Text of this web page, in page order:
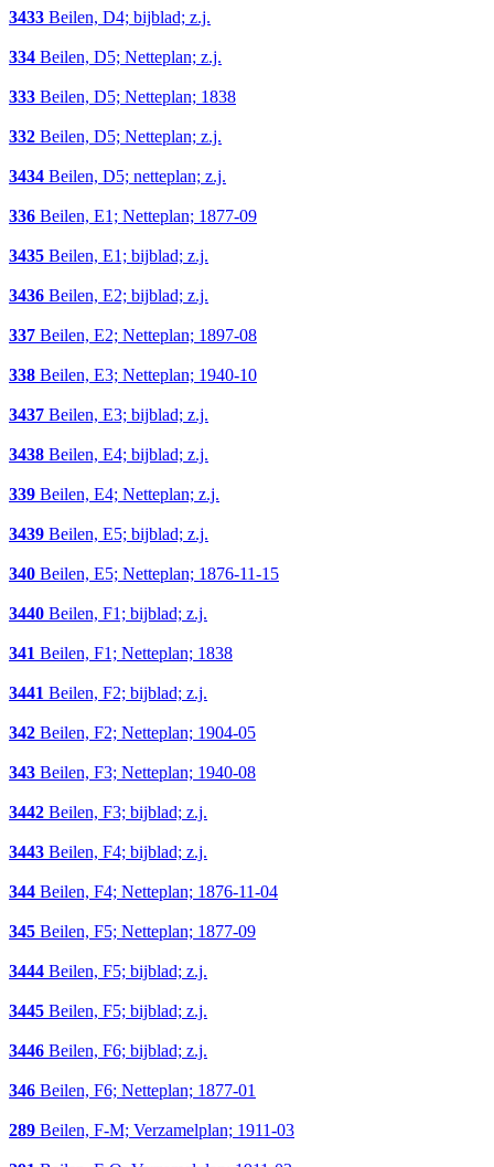
3433 Beilen, D4; bijblad; z.j.
334 Beilen, D5; Netteplan; z.j.
333 Beilen, D5; Netteplan; 1838
332 Beilen, D5; Netteplan; z.j.
3434 Beilen, D5; netteplan; z.j.
336 Beilen, E1; Netteplan; 1877-09
3435 Beilen, E1; bijblad; z.j.
3436 Beilen, E2; bijblad; z.j.
337 Beilen, E2; Netteplan; 1897-08
338 Beilen, E3; Netteplan; 1940-10
3437 Beilen, E3; bijblad; z.j.
3438 Beilen, E4; bijblad; z.j.
339 Beilen, E4; Netteplan; z.j.
3439 Beilen, E5; bijblad; z.j.
340 Beilen, E5; Netteplan; 1876-11-15
3440 Beilen, F1; bijblad; z.j.
341 Beilen, F1; Netteplan; 1838
3441 Beilen, F2; bijblad; z.j.
342 Beilen, F2; Netteplan; 1904-05
343 Beilen, F3; Netteplan; 1940-08
3442 Beilen, F3; bijblad; z.j.
3443 Beilen, F4; bijblad; z.j.
344 Beilen, F4; Netteplan; 1876-11-04
345 Beilen, F5; Netteplan; 1877-09
3444 Beilen, F5; bijblad; z.j.
3445 Beilen, F5; bijblad; z.j.
3446 Beilen, F6; bijblad; z.j.
346 Beilen, F6; Netteplan; 1877-01
289 Beilen, F-M; Verzamelplan; 1911-03